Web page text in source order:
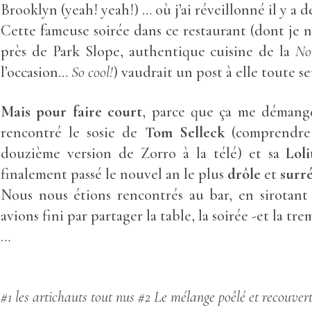
Brooklyn (yeah! yeah!) … où j’ai réveillonné il y a
Cette fameuse soirée dans ce restaurant (dont
près de Park Slope, authentique cuisine de la
l’occasion… So cool!) vaudrait un post à elle toute
Mais pour faire court, parce que ça me
rencontré le sosie de Tom Selleck
douzième version de Zorro à la télé) et sa
finalement passé le nouvel an le plus drôle et
Nous nous étions rencontrés au bar, en
avions fini par partager la table, la soirée -et la
…
#1 les artichauts tout nus #2 Le mélange poêlé et